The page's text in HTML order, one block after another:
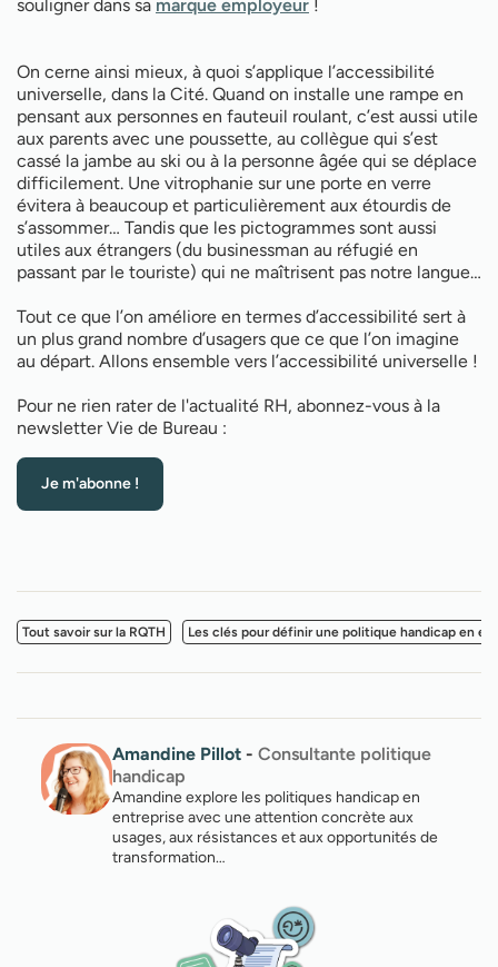
souligner dans sa marque employeur !
On cerne ainsi mieux, à quoi s’applique l’accessibilité
universelle, dans la Cité. Quand on installe une rampe en
pensant aux personnes en fauteuil roulant, c’est aussi utile
aux parents avec une poussette, au collègue qui s’est
cassé la jambe au ski ou à la personne âgée qui se déplace
difficilement. Une vitrophanie sur une porte en verre
évitera à beaucoup et particulièrement aux étourdis de
s’assommer… Tandis que les pictogrammes sont aussi
utiles aux étrangers (du businessman au réfugié en
passant par le touriste) qui ne maîtrisent pas notre langue…
Tout ce que l’on améliore en termes d’accessibilité sert à
un plus grand nombre d’usagers que ce que l’on imagine
au départ. Allons ensemble vers l’accessibilité universelle !
Pour ne rien rater de l'actualité RH, abonnez-vous à la
newsletter Vie de Bureau :
Je m'abonne !
Tout savoir sur la RQTH Les clés pour définir une politique handicap en
Amandine Pillot - Consultante politique
handicap
Amandine explore les politiques handicap en
entreprise avec une attention concrète aux
usages, aux résistances et aux opportunités de
transformation…